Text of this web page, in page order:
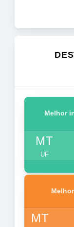
Melhor
MT
UF
MT